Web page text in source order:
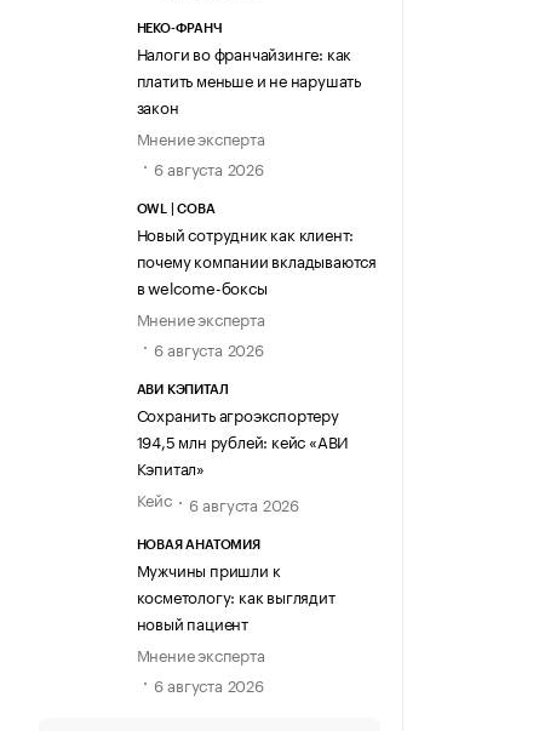
НЕКО-ФРАНЧ
Налоги во франчайзинге: как
платить меньше и не нарушать
закон
Мнение эксперта
6 августа 2026
OWL | СОВА
Новый сотрудник как клиент:
почему компании вкладываются
в welcome-боксы
Мнение эксперта
6 августа 2026
АВИ КЭПИТАЛ
Сохранить агроэкспортеру
194,5 млн рублей: кейс «АВИ
Кэпитал»
Кейс
6 августа 2026
НОВАЯ АНАТОМИЯ
Мужчины пришли к
косметологу: как выглядит
новый пациент
Мнение эксперта
6 августа 2026